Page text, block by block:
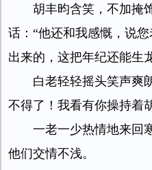
胡丰昀含笑，不加掩
话：“他还和我感慨，说
出来的，这把年纪还能生
白老轻轻摇头笑声爽
不得了！我看有你操持着
一老一少热情地来回
他们交情不浅。